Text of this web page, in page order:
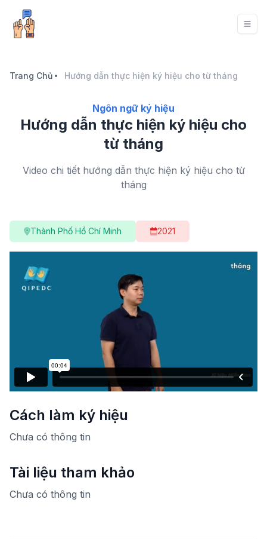
Trang Chủ Hướng dẫn thực hiện ký hiệu cho từ tháng
Ngôn ngữ ký hiệu
Hướng dẫn thực hiện ký hiệu cho
từ tháng
Video chi tiết hướng dẫn thực hiện ký hiệu cho từ
tháng
Thành Phố Hồ Chí Minh 2021
Cách làm ký hiệu
Chưa có thông tin
Tài liệu tham khảo
Chưa có thông tin